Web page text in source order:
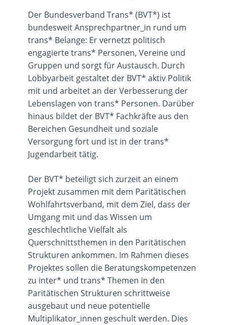
Der Bundesverband Trans* (BVT*) ist
bundesweit Ansprechpartner_in rund um
trans* Belange: Er vernetzt politisch
engagierte trans* Personen, Vereine und
Gruppen und sorgt für Austausch. Durch
Lobbyarbeit gestaltet der BVT* aktiv Politik
mit und arbeitet an der Verbesserung der
Lebenslagen von trans* Personen. Darüber
hinaus bildet der BVT* Fachkräfte aus den
Bereichen Gesundheit und soziale
Versorgung fort und ist in der trans*
Jugendarbeit tätig.
Der BVT* beteiligt sich zurzeit an einem
Projekt zusammen mit dem Paritätischen
Wohlfahrtsverband, mit dem Ziel, dass der
Umgang mit und das Wissen um
geschlechtliche Vielfalt als
Querschnittsthemen in den Paritätischen
Strukturen ankommen. Im Rahmen dieses
Projektes sollen die Beratungskompetenzen
zu inter* und trans* Themen in den
Paritätischen Strukturen schrittweise
ausgebaut und neue potentielle
Multiplikator_innen geschult werden. Dies